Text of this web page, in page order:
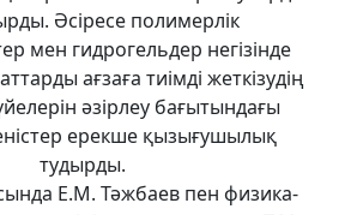
Әсіресе полимерлік
мен гидрогельдер негізінде
ағзаға тиімді жеткізудің
әзірлеу бағытындағы
ерекше қызығушылық
тудырды.
Е.М. Тәжбаев пен физика-